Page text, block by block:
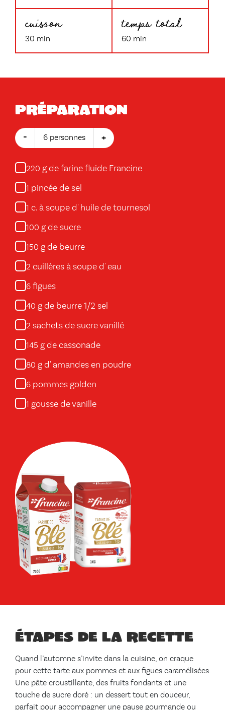
cuisson
30 min
temps total
60 min
Préparation
- 6 personnes +
220 g de farine fluide Francine
1 pincée de sel
1 c. à soupe d' huile de tournesol
100 g de sucre
150 g de beurre
2 cuillères à soupe d' eau
6 figues
40 g de beurre 1/2 sel
2 sachets de sucre vanillé
145 g de cassonade
80 g d' amandes en poudre
6 pommes golden
1 gousse de vanille
Étapes de la recette
Quand l’automne s’invite dans la cuisine, on craque
pour cette tarte aux pommes et aux figues caramélisées.
Une pâte croustillante, des fruits fondants et une
touche de sucre doré : un dessert tout en douceur,
parfait pour accompagner une pause gourmande ou